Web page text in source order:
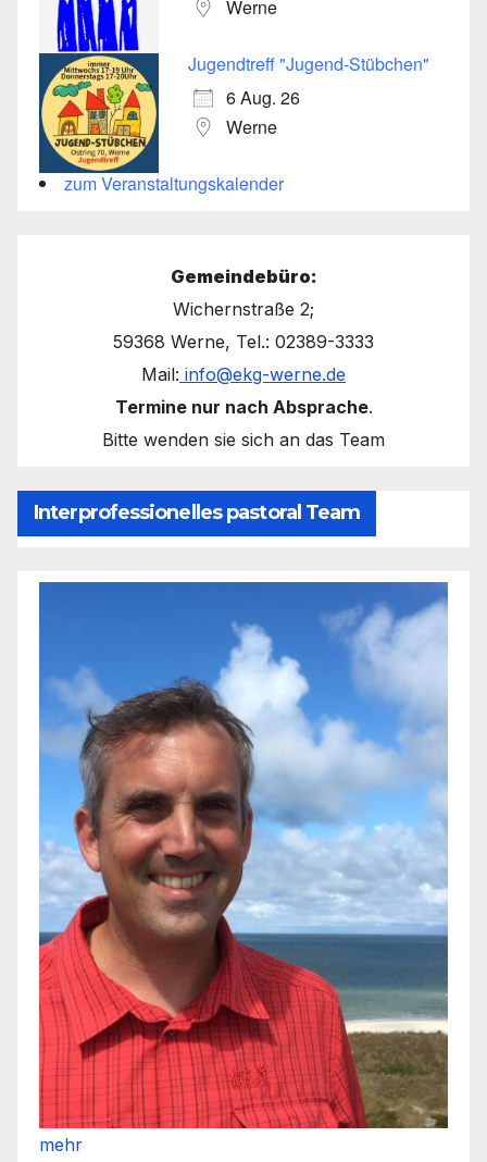
Werne
Jugendtreff "Jugend-Stübchen"
6 Aug. 26
Werne
zum Veranstaltungskalender
Gemeindebüro:
Wichernstraße 2;
59368 Werne, Tel.: 02389-3333
Mail: info@ekg-werne.de
Termine nur nach Absprache.
Bitte wenden sie sich an das Team
Interprofessionelles pastoral Team
mehr